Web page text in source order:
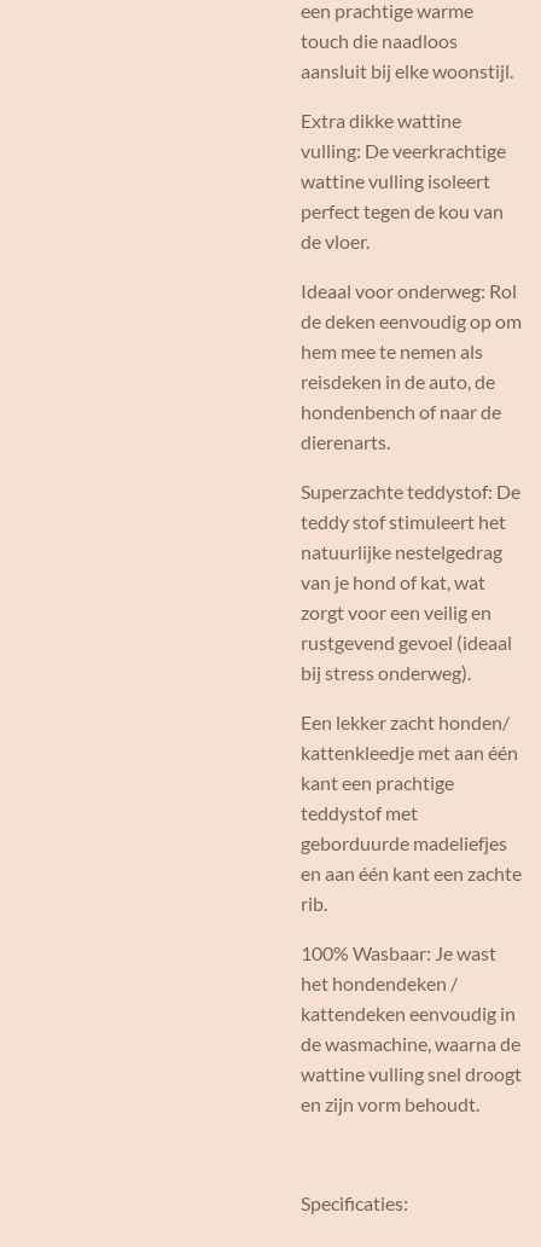
een prachtige warme
touch die naadloos
aansluit bij elke woonstijl.
Extra dikke wattine
vulling: De veerkrachtige
wattine vulling isoleert
perfect tegen de kou van
de vloer.
Ideaal voor onderweg: Rol
de deken eenvoudig op om
hem mee te nemen als
reisdeken in de auto, de
hondenbench of naar de
dierenarts.
Superzachte teddystof: De
teddy stof stimuleert het
natuurlijke nestelgedrag
van je hond of kat, wat
zorgt voor een veilig en
rustgevend gevoel (ideaal
bij stress onderweg).
Een lekker zacht honden/
kattenkleedje met aan één
kant een prachtige
teddystof met
geborduurde madeliefjes
en aan één kant een zachte
rib.
100% Wasbaar: Je wast
het hondendeken /
kattendeken eenvoudig in
de wasmachine, waarna de
wattine vulling snel droogt
en zijn vorm behoudt.
Specificaties: